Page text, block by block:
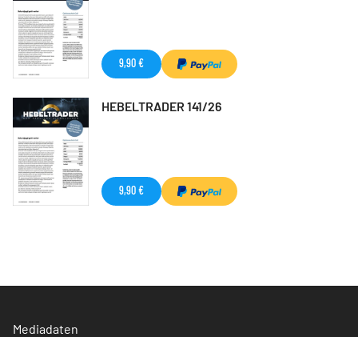
9,90 €
HEBELTRADER 141/26
9,90 €
Mediadaten